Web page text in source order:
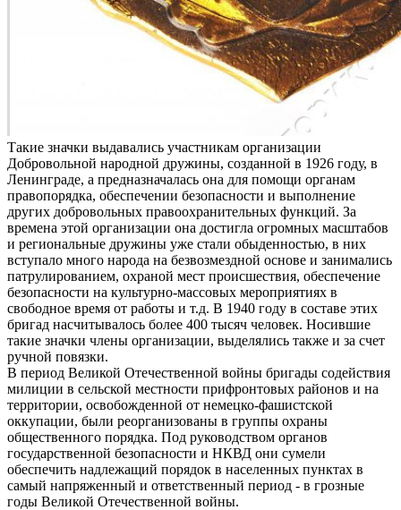
Такие значки выдавались участникам организации
Добровольной народной дружины, созданной в 1926 году, в
Ленинграде, а предназначалась она для помощи органам
правопорядка, обеспечении безопасности и выполнение
других добровольных правоохранительных функций. За
времена этой организации она достигла огромных масштабов
и региональные дружины уже стали обыденностью, в них
вступало много народа на безвозмездной основе и занимались
патрулированием, охраной мест происшествия, обеспечение
безопасности на культурно-массовых мероприятиях в
свободное время от работы и т.д. В 1940 году в составе этих
бригад насчитывалось более 400 тысяч человек. Носившие
такие значки члены организации, выделялись также и за счет
ручной повязки.
В период Великой Отечественной войны бригады содействия
милиции в сельской местности прифронтовых районов и на
территории, освобожденной от немецко-фашистской
оккупации, были реорганизованы в группы охраны
общественного порядка. Под руководством органов
государственной безопасности и НКВД они сумели
обеспечить надлежащий порядок в населенных пунктах в
самый напряженный и ответственный период - в грозные
годы Великой Отечественной войны.